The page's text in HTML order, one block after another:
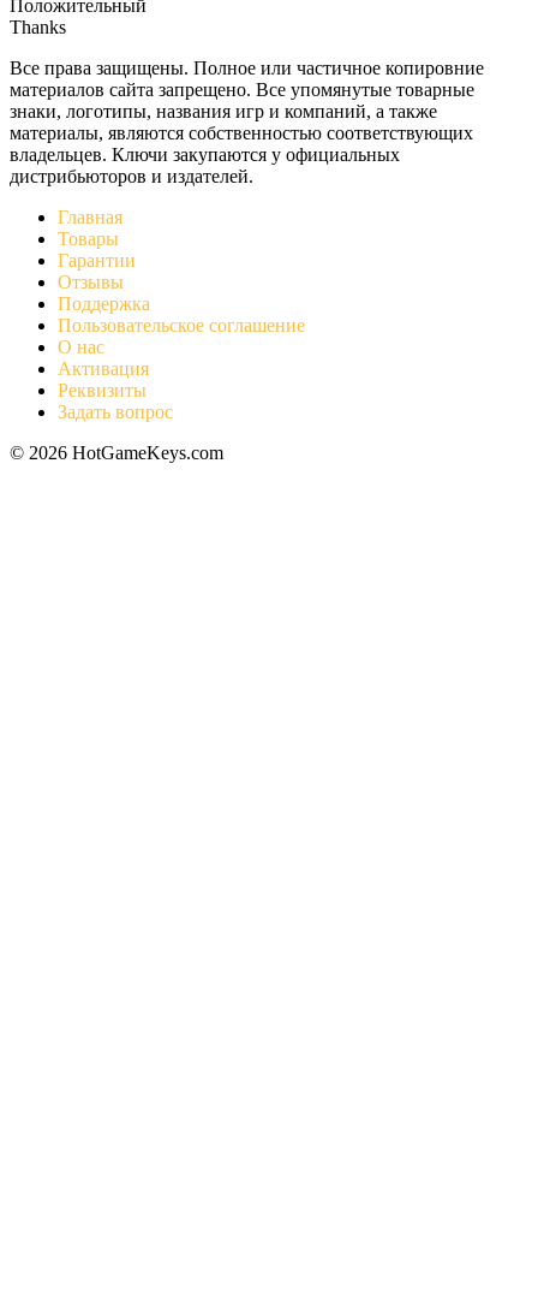
Положительный
Thanks
Все права защищены. Полное или частичное копировние
материалов сайта запрещено. Все упомянутые товарные
знаки, логотипы, названия игр и компаний, а также
материалы, являются собственностью соответствующих
владельцев. Ключи закупаются у официальных
дистрибьюторов и издателей.
Главная
Товары
Гарантии
Отзывы
Поддержка
Пользовательское соглашение
О нас
Активация
Реквизиты
Задать вопрос
© 2026 HotGameKeys.com